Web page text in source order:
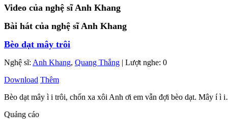
Video của nghệ sĩ Anh Khang
Bài hát của nghệ sĩ Anh Khang
Bèo dạt mây trôi
Nghệ sĩ: Anh Khang, Quang Thắng | Lượt nghe: 0
Download Thêm
Bèo dạt mây ì i trôi, chốn xa xôi Anh ơi em vẫn đợi bèo dạt. Mây í ì
Quảng cáo